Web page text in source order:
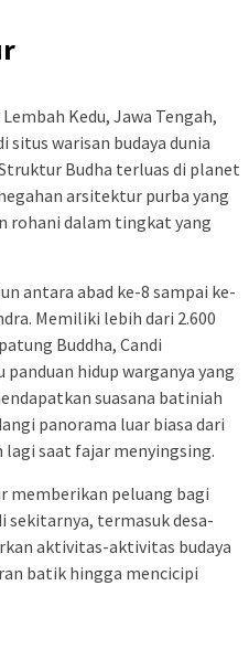
Kedu, Jawa Tengah,
situs warisan budaya dunia
Budha terluas di planet
arsitektur purba yang
rohani dalam tingkat yang
antara abad ke-8 sampai ke-
Memiliki lebih dari 2.600
Buddha, Candi
hidup warganya yang
suasana batiniah
panorama luar biasa dari
saat fajar menyingsing.
memberikan peluang bagi
sekitarnya, termasuk desa-
aktivitas-aktivitas budaya
batik hingga mencicipi